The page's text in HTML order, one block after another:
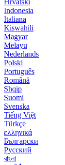
Indonesia
Italiana
Kiswahili
Magyar
Melayu
Nederlands
Polski
Português
Română
Shqip
Suomi
Svenska
Tiếng Việt
Türkçe
ελληνικά
Български
Русский
বাংলা